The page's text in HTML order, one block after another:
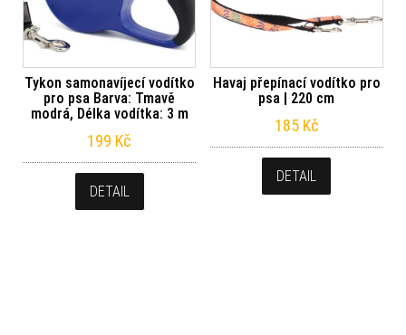
Tykon samonavíjecí vodítko
pro psa Barva: Tmavě
modrá, Délka vodítka: 3 m
199 Kč
DETAIL
Havaj přepínací vodítko pro
psa | 220 cm
185 Kč
DETAIL